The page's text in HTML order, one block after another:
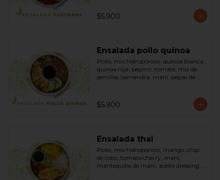
(vinagre de vino blanco, azúcar,
mostaza). Bowl.
$5.900
Ensalada pollo quínoa
Pollo, mix hidropónico, quinoa blanca,
quinoa roja, pepino, tomate, mix de
semillas (almendra, maní, pepas de
mostaza (salsa de soya, azúcar, limón,
aceite de sésamo y mostaza). Bowl.
$5.900
Ensalada thai
Pollo, mix hidropónico, mango, chip
de coco, tomate cherry, maní,
mantequilla de maní, aceite dressing